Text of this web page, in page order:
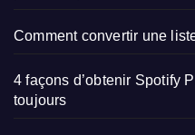
Comment convertir une
4 façons d’obtenir Spotify
toujours